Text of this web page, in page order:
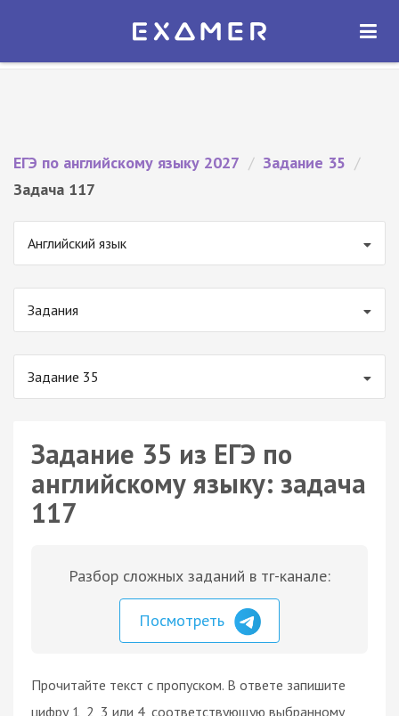
Экзамер — ЕГЭ 2027
ОТКРЫТЬ
ЕГЭ по английскому языку 2027 / Задание 35 /
Задача 117
Английский язык
Задания
Задание 35
Задание 35 из ЕГЭ по
английскому языку: задача
117
Разбор сложных заданий в тг-канале:
Посмотреть
Прочитайте текст с пропуском. В ответе запишите
цифру 1, 2, 3 или 4, соответствующую выбранному